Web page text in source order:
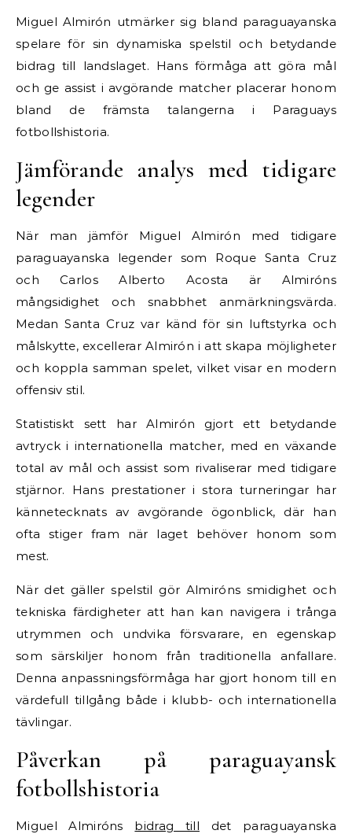
Miguel Almirón utmärker sig bland paraguayanska
spelare för sin dynamiska spelstil och betydande
bidrag till landslaget. Hans förmåga att göra mål
och ge assist i avgörande matcher placerar honom
bland de främsta talangerna i Paraguays
fotbollshistoria.
Jämförande analys med tidigare
legender
När man jämför Miguel Almirón med tidigare
paraguayanska legender som Roque Santa Cruz
och Carlos Alberto Acosta är Almiróns
mångsidighet och snabbhet anmärkningsvärda.
Medan Santa Cruz var känd för sin luftstyrka och
målskytte, excellerar Almirón i att skapa möjligheter
och koppla samman spelet, vilket visar en modern
offensiv stil.
Statistiskt sett har Almirón gjort ett betydande
avtryck i internationella matcher, med en växande
total av mål och assist som rivaliserar med tidigare
stjärnor. Hans prestationer i stora turneringar har
kännetecknats av avgörande ögonblick, där han
ofta stiger fram när laget behöver honom som
mest.
När det gäller spelstil gör Almiróns smidighet och
tekniska färdigheter att han kan navigera i trånga
utrymmen och undvika försvarare, en egenskap
som särskiljer honom från traditionella anfallare.
Denna anpassningsförmåga har gjort honom till en
värdefull tillgång både i klubb- och internationella
tävlingar.
Påverkan på paraguayansk
fotbollshistoria
Miguel Almiróns bidrag till det paraguayanska